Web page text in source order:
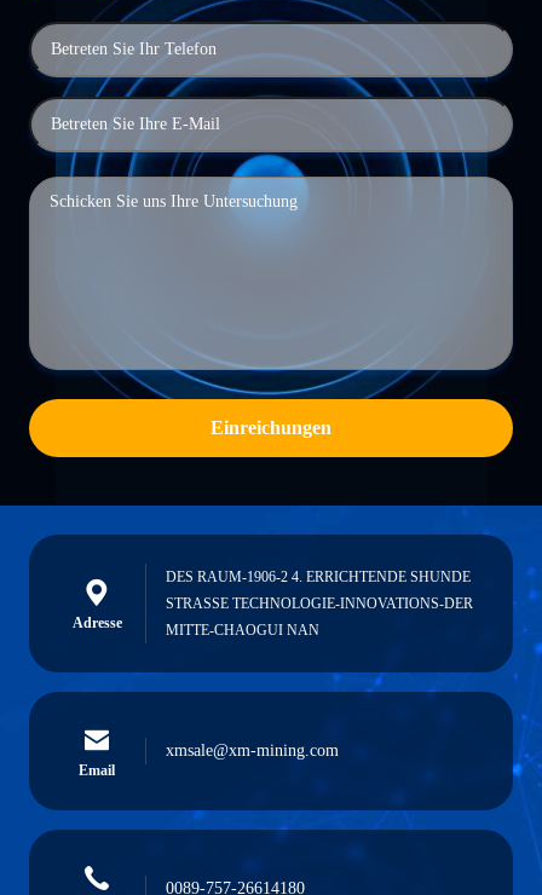
Einreichungen
Adresse
DES RAUM-1906-2 4. ERRICHTENDE SHUNDE
STRASSE TECHNOLOGIE-INNOVATIONS-DER
MITTE-CHAOGUI NAN
Email
xmsale@xm-mining.com
0089-757-26614180